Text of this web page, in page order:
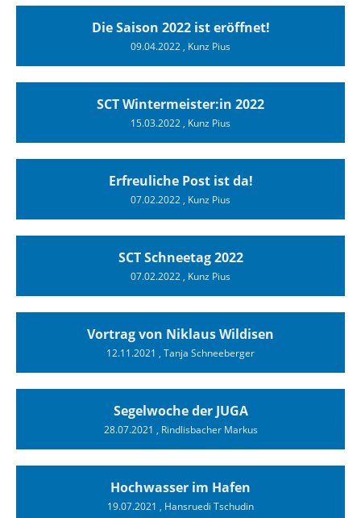
Die Saison 2022 ist eröffnet!
09.04.2022, Kunz Pius
SCT Wintermeister:in 2022
15.03.2022, Kunz Pius
Erfreuliche Post ist da!
07.02.2022, Kunz Pius
SCT Schneetag 2022
07.02.2022, Kunz Pius
Vortrag von Niklaus Wildisen
12.11.2021 , Tanja Schneeberger
Segelwoche der JUGA
28.07.2021 , Rindlisbacher Markus
Hochwasser im Hafen
19.07.2021 , Hansruedi Tschudin